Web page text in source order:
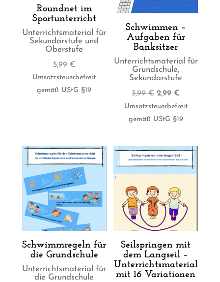
Roundnet im
Sportunterricht
Unterrichtsmaterial für
Sekundarstufe und
Oberstufe
5,99 €
Umsatzsteuerbefreit
gemäß UStG §19
Schwimmen –
Aufgaben für
Banksitzer
Unterrichtsmaterial für
Grundschule,
Sekundarstufe
3,99€ Ursprünglicher
Preis
war:
2,99€
Preis
ist:
Umsatzsteuerbefreit
gemäß UStG §19
Schwimmregeln für
die Grundschule
Unterrichtsmaterial für
die Grundschule
Seilspringen mit
dem Langseil –
Unterrichtsmaterial
mit 16 Variationen